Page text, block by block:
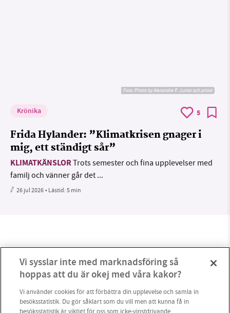
Foto:Photo by Alexandre P. Junior och privat
Krönika 5
Frida Hylander: ”Klimatkrisen gnager i
mig, ett ständigt sår”
KLIMATKÄNSLORTrots semester och fina upplevelser med
familj och vänner går det ...
26 jul 2026• Lästid:5 min
Vi sysslar inte med marknadsföring så
hoppas att du är okej med våra kakor?
Vi använder cookies för att förbättra din upplevelse och samla in
besöksstatistik. Du gör såklart som du vill men att kunna få in
besöksstatistik är viktigt för oss som icke-vinstdrivande